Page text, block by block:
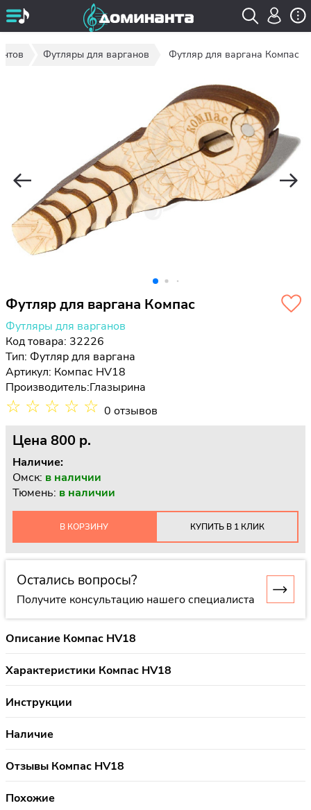
Футляры для варганов Футляр для варгана Компас
Футляр для варгана Компас
Футляры для варганов
Код товара: 32226
Тип: Футляр для варгана
Артикул: Компас HV18
Производитель:Глазырина
☆ ☆ ☆ ☆ ☆ 0 отзывов
Цена 800 p.
Наличие:
Омск: в наличии
Тюмень: в наличии
В КОРЗИНУ КУПИТЬ В 1 КЛИК
Остались вопросы?
Получите консультацию нашего специалиста
Описание Компас HV18
Характеристики Компас HV18
Инструкции
Наличие
Отзывы Компас HV18
Похожие